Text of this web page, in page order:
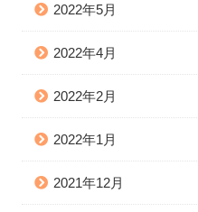
2022年5月
2022年4月
2022年2月
2022年1月
2021年12月